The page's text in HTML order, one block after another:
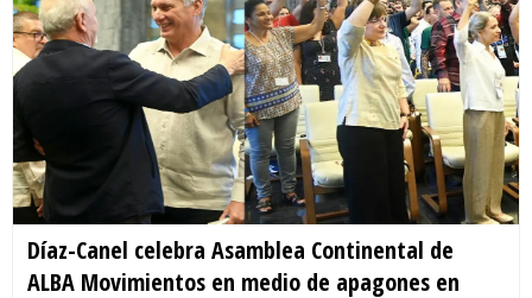
Díaz-Canel celebra Asamblea Continental de
ALBA Movimientos en medio de apagones en